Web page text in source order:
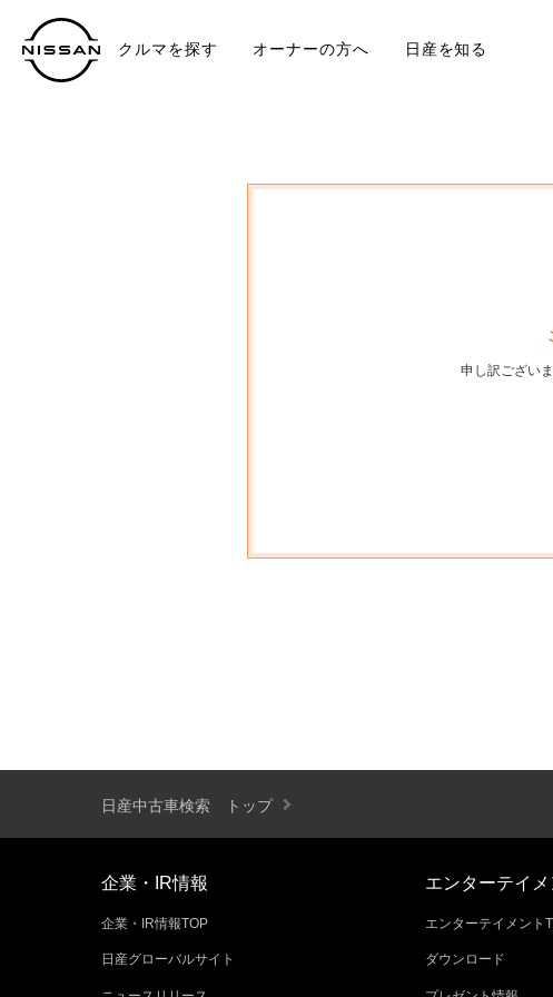
クルマを探す オーナーの方へ 日産を知る
申し訳ござい
日産中古車検索 トップ
企業・IR情報
企業・IR情報TOP
日産グローバルサイト
エンターテイメ
エンターテイメント
ダウンロード